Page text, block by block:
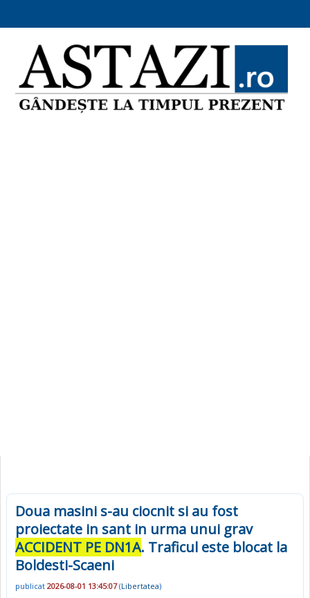
Doua masini s-au ciocnit si au fost
proiectate in sant in urma unui grav
ACCIDENT PE DN1A. Traficul este blocat la
Boldesti-Scaeni
publicat 2026-08-01 13:45:07(Libertatea)